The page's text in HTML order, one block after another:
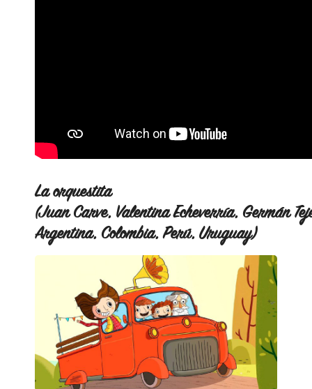
La orquestita
(Juan Carve, Valentina Echeverría, Germán
Argentina, Colombia, Perú, Uruguay)